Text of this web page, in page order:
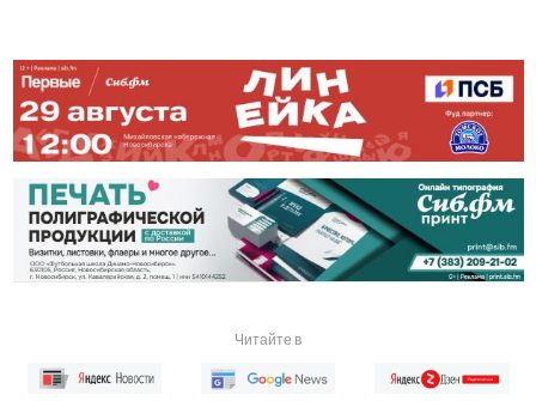
Читайте в